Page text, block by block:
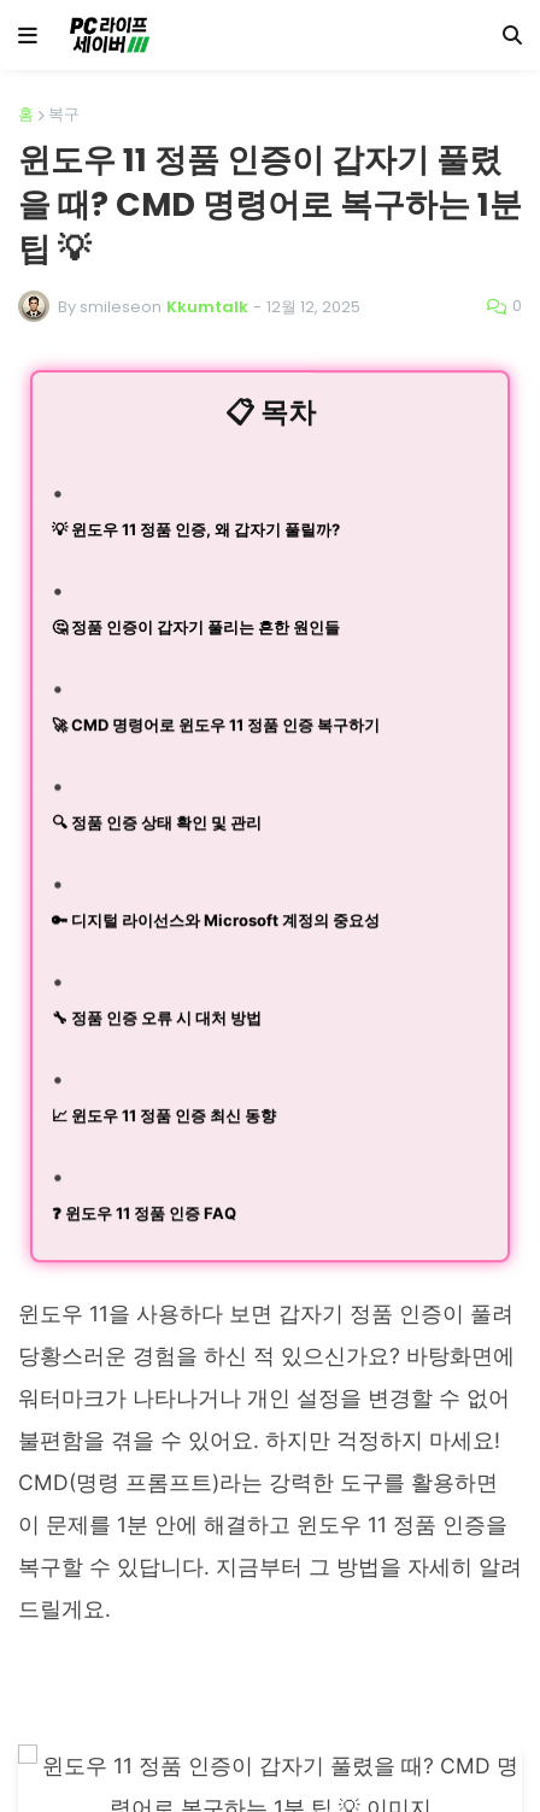
홈 복구
윈도우 11 정품 인증이 갑자기 풀렸
을 때? CMD 명령어로 복구하는 1분
팁 💡
By smileseon Kkumtalk - 12월 12, 2025 0
📋 목차
💡 윈도우 11 정품 인증, 왜 갑자기 풀릴까?
🤔 정품 인증이 갑자기 풀리는 흔한 원인들
🚀 CMD 명령어로 윈도우 11 정품 인증 복구하기
🔍 정품 인증 상태 확인 및 관리
🔑 디지털 라이선스와 Microsoft 계정의 중요성
🔧 정품 인증 오류 시 대처 방법
📈 윈도우 11 정품 인증 최신 동향
❓ 윈도우 11 정품 인증 FAQ
윈도우 11을 사용하다 보면 갑자기 정품 인증이 풀려
당황스러운 경험을 하신 적 있으신가요? 바탕화면에
워터마크가 나타나거나 개인 설정을 변경할 수 없어
불편함을 겪을 수 있어요. 하지만 걱정하지 마세요!
CMD(명령 프롬프트)라는 강력한 도구를 활용하면
이 문제를 1분 안에 해결하고 윈도우 11 정품 인증을
복구할 수 있답니다. 지금부터 그 방법을 자세히 알려
드릴게요.